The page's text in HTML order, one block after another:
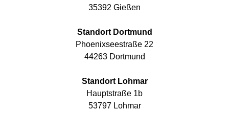
35392 Gießen
Standort Dortmund
Phoenixseestraße 22
44263 Dortmund
Standort Lohmar
Hauptstraße 1b
53797 Lohmar